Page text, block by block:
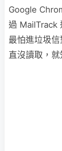
Google
過 MailTrack
最怕進垃圾
直沒讀取，就